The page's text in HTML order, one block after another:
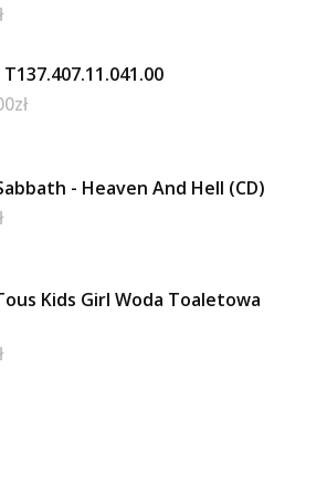
zł
- Heaven And Hell (CD)
Kids Girl Woda Toaletowa